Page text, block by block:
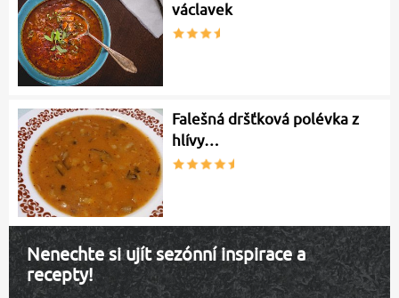
václavek
Falešná dršťková polévka z
hlívy…
Nenechte si ujít sezónní inspirace a
recepty!